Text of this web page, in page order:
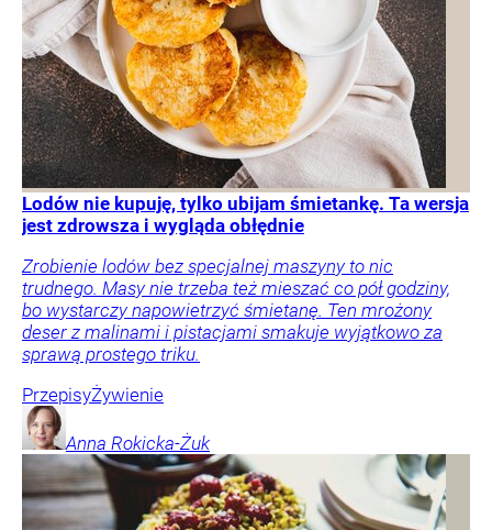
Lodów nie kupuję, tylko ubijam śmietankę. Ta wersja
jest zdrowsza i wygląda obłędnie
Zrobienie lodów bez specjalnej maszyny to nic
trudnego. Masy nie trzeba też mieszać co pół godziny,
bo wystarczy napowietrzyć śmietanę. Ten mrożony
deser z malinami i pistacjami smakuje wyjątkowo za
sprawą prostego triku.
PrzepisyŻywienie
Anna Rokicka-Żuk